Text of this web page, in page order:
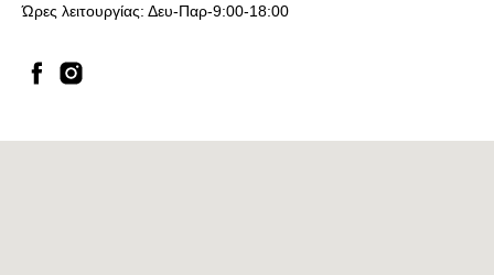
Ώρες λειτουργίας: Δευ-Παρ-9:00-18:00